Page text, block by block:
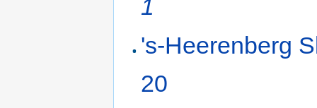
1
's-Heerenberg
20